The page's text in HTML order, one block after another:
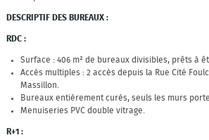
DESCRIPTIF DES BUREAUX :
RDC :
Surface : 406 m² de bureaux divisibles, prêts à
Accès multiples : 2 accès depuis la Rue Cité
Massillon.
Bureaux entièrement curés, seuls les murs
Menuiseries PVC double vitrage.
R+1 :